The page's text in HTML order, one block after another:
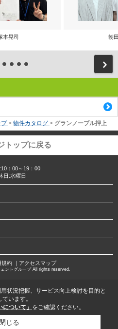
本晃司 朝
> 物件カタログ > グランノーブル押上
トップに戻る
：00～19：00
日:水曜日
規約｜ アクセスマップ
ントグループ All rights reserved.
状況把握、サービス向上検討を目的と
います。
について」 をご確認ください。
閉じる